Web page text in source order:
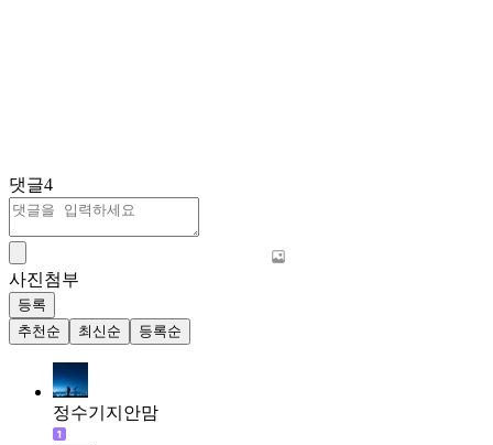
댓글4
사진첨부
등록
추천순
최신순 등록순
정수기지안맘